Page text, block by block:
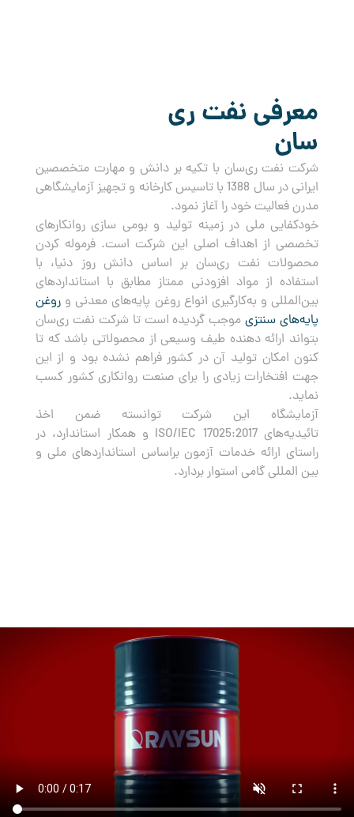
معرفی نفت ری
سان
شرکت نفت ری‌سان با تکیه بر دانش و مهارت متخصصین
ایرانی در سال 1388 با تاسیس کارخانه و تجهیز آزمایشگاهی
مدرن فعالیت خود را آغاز نمود.
خودکفایی ملی در زمینه تولید و بومی سازی روانکارهای
تخصصی از اهداف اصلی این شرکت است. فرموله کردن
محصولات نفت ری‌سان بر اساس دانش روز دنیا، با
استفاده از مواد افزودنی ممتاز مطابق با استانداردهای
بین‌المللی و به‌کارگیری انواع روغن پایه‌های معدنی وروغن
پایه‌های سنتزیموجب گردیده است تا شرکت نفت ری‌سان
بتواند ارائه دهنده طیف وسیعی از محصولاتی باشد که تا
کنون امکان تولید آن در کشور فراهم نشده بود و از این
جهت افتخارات زیادی را برای صنعت روانکاری کشور کسب
نماید.
آزمایشگاه این شرکت توانسته ضمن اخذ
تائیدیه‌های ISO/IEC 17025:2017 و همکار استاندارد، در
راستای ارائه خدمات آزمون براساس استانداردهای ملی و
بین المللی گامی استوار بردارد.